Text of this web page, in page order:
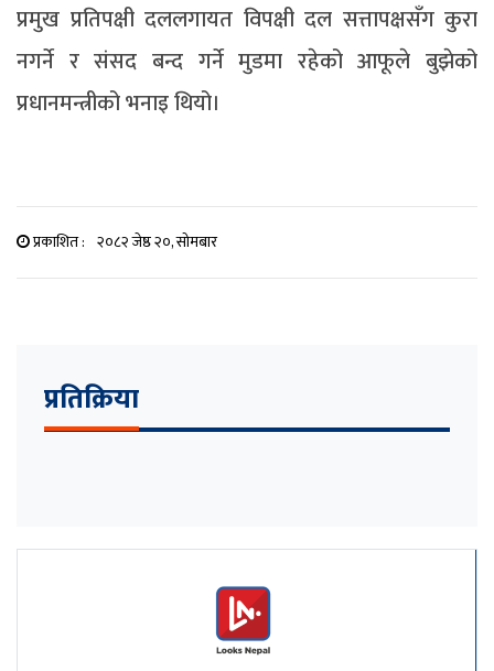
प्रमुख प्रतिपक्षी दललगायत विपक्षी दल सत्तापक्षसँग कुरा
नगर्ने र संसद बन्द गर्ने मुडमा रहेको आफूले बुझेको
प्रधानमन्त्रीको भनाइ थियो।
प्रकाशित : २०८२ जेष्ठ २०, सोमबार
प्रतिक्रिया